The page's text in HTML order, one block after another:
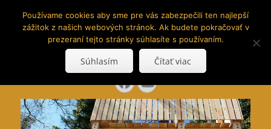
www.hranoly.sk
…kus prírody priamo k Vám
Search
Facebook
YouTube
Používame cookies aby sme pre vás zabezpečili ten najlepší
zážitok z našich webových stránok. Ak budete pokračovať v
prezeraní tejto stránky súhlasíte s používaním.
Súhlasím Čítať viac